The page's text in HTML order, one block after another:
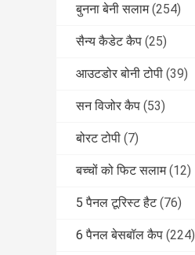
बुनना बेनी सलाम (254)
सैन्य कैडेट कैप (25)
आउटडोर बोनी टोपी (39)
सन विजोर कैप (53)
बोरट टोपी (7)
बच्चों को फिट सलाम (12)
5 पैनल टूरिस्ट हैट (76)
6 पैनल बेसबॉल कैप (224)